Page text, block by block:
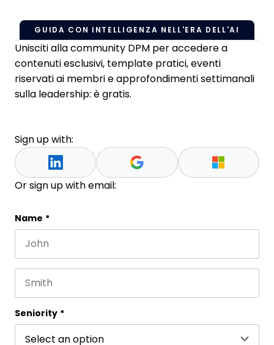
GUIDA CON INTELLIGENZA NELL'ERA DELL'AI
Unisciti alla community DPM per accedere a
contenuti esclusivi, template pratici, eventi
riservati ai membri e approfondimenti settimanali
sulla leadership: è gratis.
Sign up with:
Or sign up with email:
Name
This field is for validation purposes and should be
Name *
Seniority *